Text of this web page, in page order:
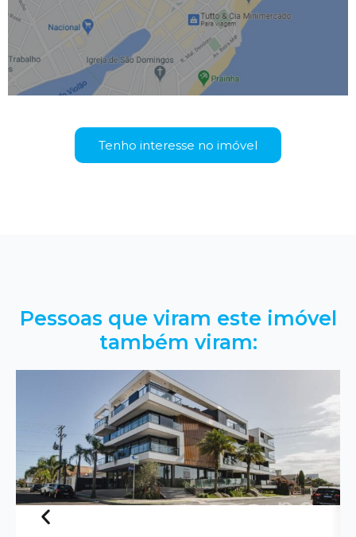
Tenho interesse no imóvel
Pessoas que viram este imóvel
também viram: